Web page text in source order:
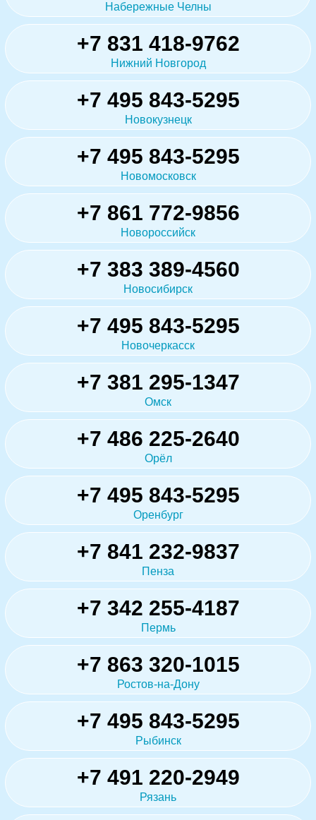
Набережные Челны
+7 831 418-9762
Нижний Новгород
+7 495 843-5295
Новокузнецк
+7 495 843-5295
Новомосковск
+7 861 772-9856
Новороссийск
+7 383 389-4560
Новосибирск
+7 495 843-5295
Новочеркасск
+7 381 295-1347
Омск
+7 486 225-2640
Орёл
+7 495 843-5295
Оренбург
+7 841 232-9837
Пенза
+7 342 255-4187
Пермь
+7 863 320-1015
Ростов-на-Дону
+7 495 843-5295
Рыбинск
+7 491 220-2949
Рязань